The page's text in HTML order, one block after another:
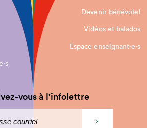
Devenir bénévole!
Vidéos et balados
Espace enseignant·e⋅s
vous à l'infolettre